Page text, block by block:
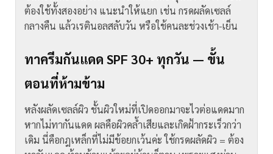
ต้องใช้ทั้งสองอย่าง แนะนำให้แยก เช่น กรดผลัดเซลล์
กลางคืน แล้วเรตินอลสลับวัน หรือใช้คนละช่วงเช้า-เย็น
ทาครีมกันแดด SPF 30+ ทุกวัน — ขั้น
ตอนที่ห้ามข้าม
หลังผลัดเซลล์ผิว ชั้นผิวใหม่ที่เปิดออกมาจะไวต่อแดดมาก
หากไม่ทากันแดด ผลคือผิวคล้ำเสียและเกิดฝ้ากระเร็วกว่า
เดิม นี่คือกฎเหล็กที่ไม่มีข้อยกเว้นค่ะ ใช้กรดผลัดผิว = ต้อง